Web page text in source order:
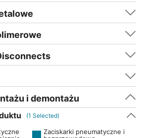
i demontażu
(1 Selected)
Zaciskarki pneumatyczne i